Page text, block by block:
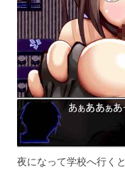
夜になって学校へ行く